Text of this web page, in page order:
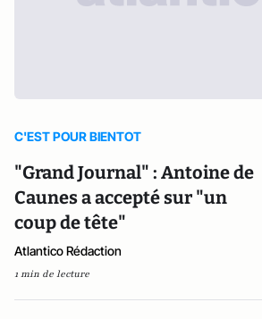
C'EST POUR BIENTOT
"Grand Journal" : Antoine de
Caunes a accepté sur "un
coup de tête"
Atlantico Rédaction
1 min de lecture